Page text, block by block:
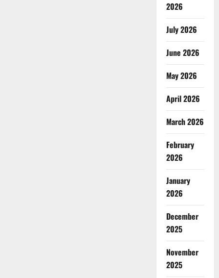
2026
July 2026
June 2026
May 2026
April 2026
March 2026
February
2026
January
2026
December
2025
November
2025